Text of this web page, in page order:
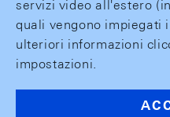
servizi video all'estero
quali vengono impiegati
ulteriori informazioni
impostazioni.